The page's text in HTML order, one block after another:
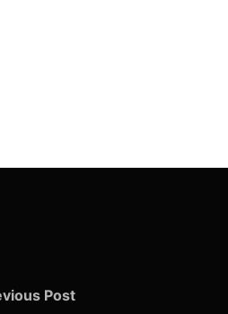
Previous
Post